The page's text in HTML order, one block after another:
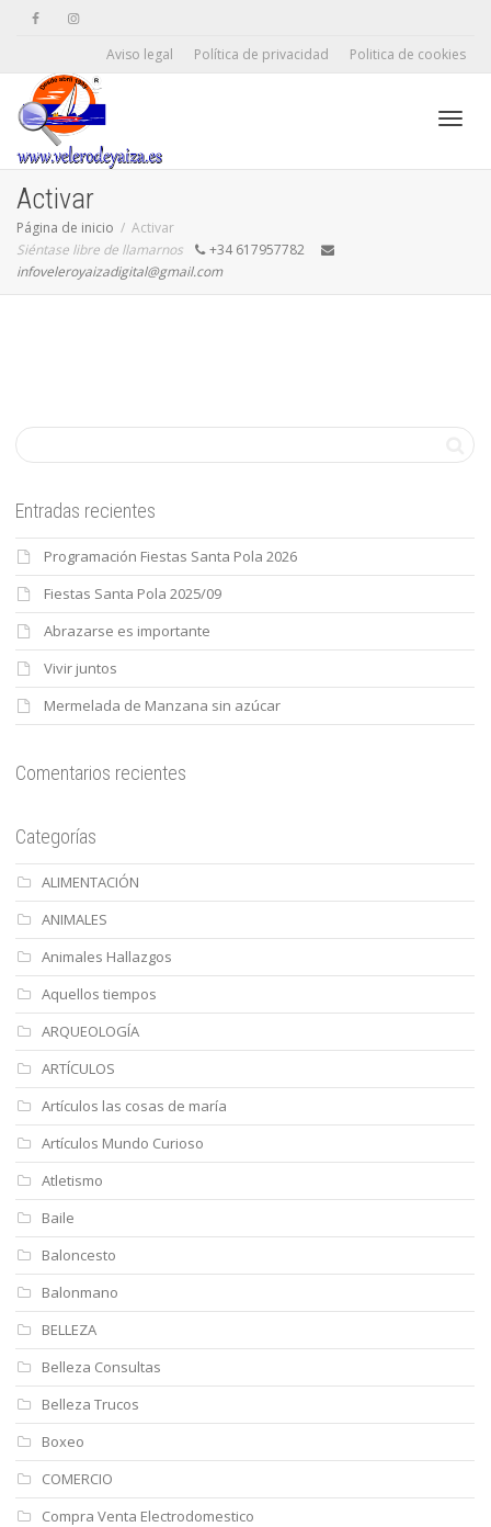
Aviso legal Política de privacidad Politica de cookies
Activar
Página de inicio
Activar
Siéntase libre de llamarnos
+34 617957782
infoveleroyaizadigital@gmail.com
Entradas recientes
Programación Fiestas Santa Pola 2026
Fiestas Santa Pola 2025/09
Abrazarse es importante
Vivir juntos
Mermelada de Manzana sin azúcar
Comentarios recientes
Categorías
ALIMENTACIÓN
ANIMALES
Animales Hallazgos
Aquellos tiempos
ARQUEOLOGÍA
ARTÍCULOS
Artículos las cosas de maría
Artículos Mundo Curioso
Atletismo
Baile
Baloncesto
Balonmano
BELLEZA
Belleza Consultas
Belleza Trucos
Boxeo
COMERCIO
Compra Venta Electrodomestico